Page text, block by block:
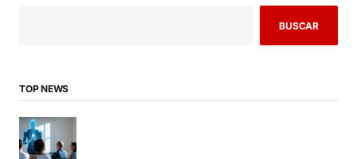
BUSCAR
TOP NEWS